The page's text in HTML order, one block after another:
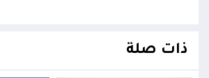
ذات صلة